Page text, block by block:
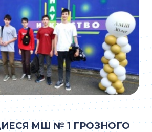
МШ № 1 ГРОЗНОГО